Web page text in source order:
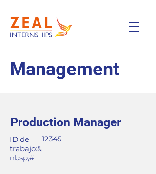
Management
Production Manager
ID de
trabajo:&
nbsp;#
12345